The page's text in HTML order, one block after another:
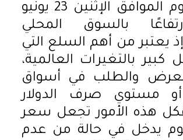
الذهب اليوم الموافق الإثنين 23 يونيو
ارتفاعًا بالسوق المحلي
يعتبر من أهم السلع التي
كبير بالتغيرات العالمية،
والطلب في أسواق
أو مستوي صرف الدولار
فكل هذه الأمور تجعل سعر
يدخل في حالة من عدم